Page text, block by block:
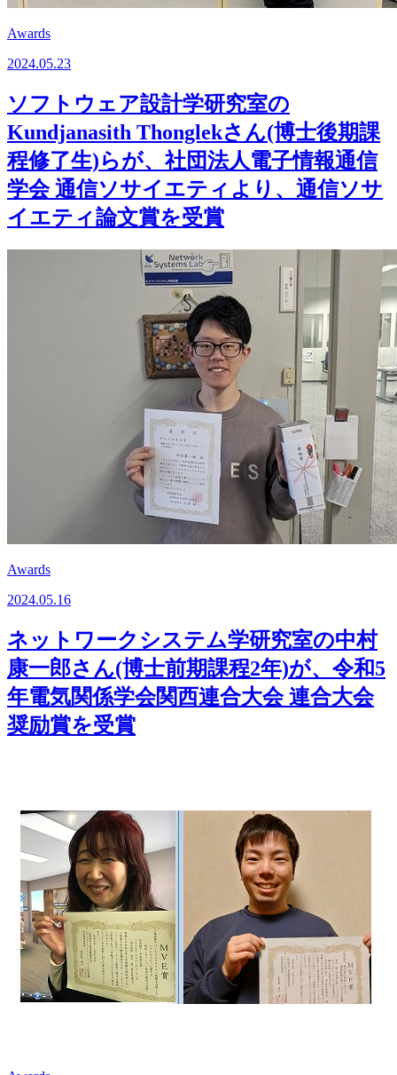
Awards
2024.05.23
ソフトウェア設計学研究室の
Kundjanasith Thonglekさん(博士後期課
程修了生)らが、社団法人電子情報通信
学会 通信ソサイエティより、通信ソサ
イエティ論文賞を受賞
Awards
2024.05.16
ネットワークシステム学研究室の中村
康一郎さん(博士前期課程2年)が、令和5
年電気関係学会関西連合大会 連合大会
奨励賞を受賞